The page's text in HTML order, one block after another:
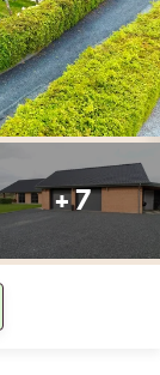
+ 7